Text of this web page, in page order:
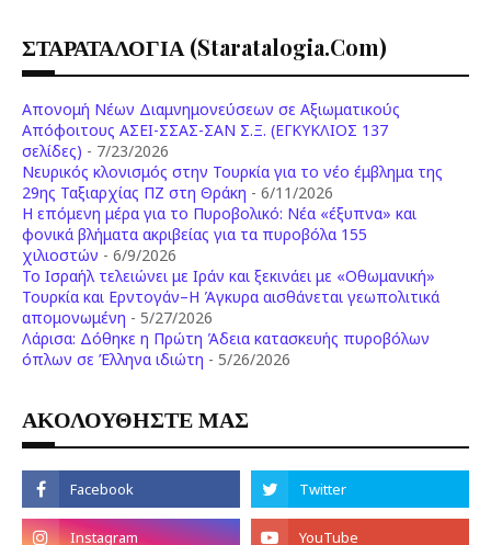
ΣΤΑΡΑΤΑΛΟΓΙΑ (staratalogia.com)
Απονομή Νέων Διαμνημονεύσεων σε Αξιωματικούς
Απόφοιτους ΑΣΕΙ-ΣΣΑΣ-ΣΑΝ Σ.Ξ. (ΕΓΚΥΚΛΙΟΣ 137
σελίδες) - 7/23/2026
Νευρικός κλονισμός στην Τουρκία για το νέο έμβλημα της
29ης Ταξιαρχίας ΠΖ στη Θράκη - 6/11/2026
Η επόμενη μέρα για το Πυροβολικό: Νέα «έξυπνα» και
φονικά βλήματα ακριβείας για τα πυροβόλα 155
χιλιοστών - 6/9/2026
Το Ισραήλ τελειώνει με Ιράν και ξεκινάει με «Οθωμανική»
Τουρκία και Ερντογάν–Η Άγκυρα αισθάνεται γεωπολιτικά
απομονωμένη - 5/27/2026
Λάρισα: Δόθηκε η Πρώτη Άδεια κατασκευής πυροβόλων
όπλων σε Έλληνα ιδιώτη - 5/26/2026
ΑΚΟΛΟΥΘΗΣΤΕ ΜΑΣ